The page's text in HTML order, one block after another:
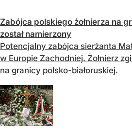
Zabójca polskiego żołnierza na
został namierzony
Potencjalny zabójca sierżanta
w Europie Zachodniej. Żołnierz
na granicy polsko-białoruskiej.